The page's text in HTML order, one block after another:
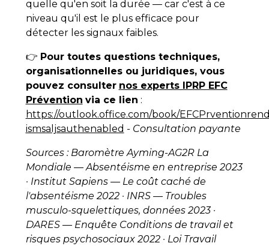
quelle qu'en soit la durée — car c'est à ce
niveau qu'il est le plus efficace pour
détecter les signaux faibles.
👉 Pour toutes questions techniques,
organisationnelles ou juridiques, vous
pouvez consulter nos experts IPRP EFC
Prévention via ce lien :
https://outlook.office.com/book/
ismsaljsauthenabled - Consultation payante
Sources : Baromètre Ayming-AG2R La
Mondiale — Absentéisme en entreprise 2023
· Institut Sapiens — Le coût caché de
l'absentéisme 2022 · INRS — Troubles
musculo-squelettiques, données 2023 ·
DARES — Enquête Conditions de travail et
risques psychosociaux 2022 · Loi Travail